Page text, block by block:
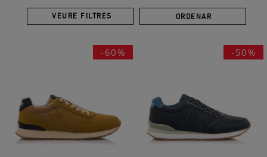
perfecte entre estil modern i funcionalitat, oferint
comoditat i un toc de moda a parts iguals. A Querol,
més, tria el teu parell perfecte i eleva el teu look amb
un toc d'esportivitat sense renunciar a l'elegància.
VEURE FILTRES ORDENAR
-60% -50%